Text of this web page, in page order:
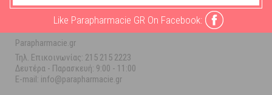
ΠΛΗΡΟΦΟΡΙΕΣ ΚΑΤ/ΜΑΤΟΣ
Parapharmacie.gr
Τηλ. Επικοινωνίας: 215 215 2223
Δευτέρα - Παρασκευή: 9:00 - 11:00
E-mail: info@parapharmacie.gr
Like Parapharmacie GR On Facebook: